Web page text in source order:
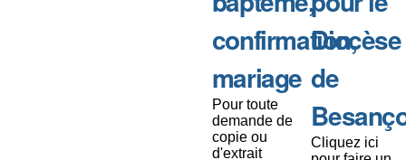
confirmation,
mariage
Pour toute
demande de
copie ou
d'extrait
Diocèse
de
Cliquez ici